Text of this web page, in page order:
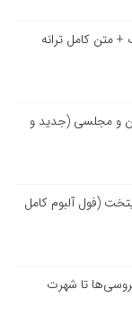
متن کامل ترانه
و مجلسی (جدید و
(فول آلبوم کامل
تا شهرت